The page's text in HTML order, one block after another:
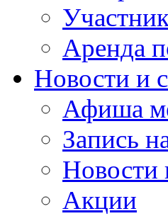
Аренда
Новости и
Афиша
Запись
Новости
Акции